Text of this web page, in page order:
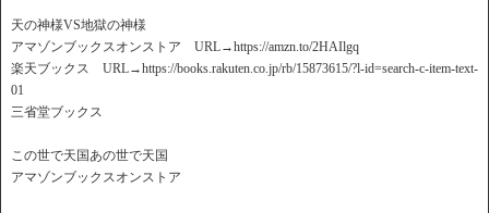
天の神様VS地獄の神様
アマゾンブックスオンストア URL→https://amzn.to/2HAIlgq
楽天ブックス URL→https://books.rakuten.co.jp/rb/15873615/?l-id=search-c-item-text-
01
三省堂ブックス
この世で天国あの世で天国
アマゾンブックスオンストア